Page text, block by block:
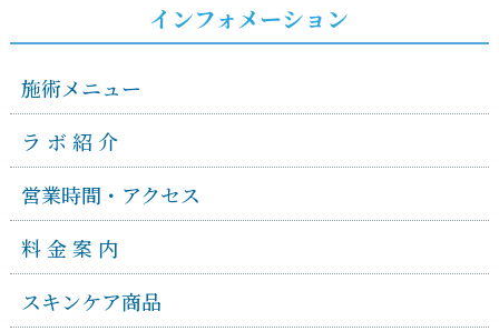
インフォメーション
施術メニュー
ラ ボ 紹 介
営業時間・アクセス
料 金 案 内
スキンケア商品